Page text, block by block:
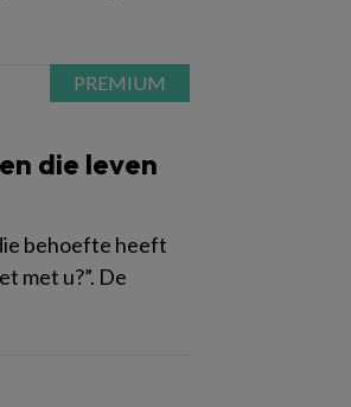
die leven
behoefte heeft
met u?”. De